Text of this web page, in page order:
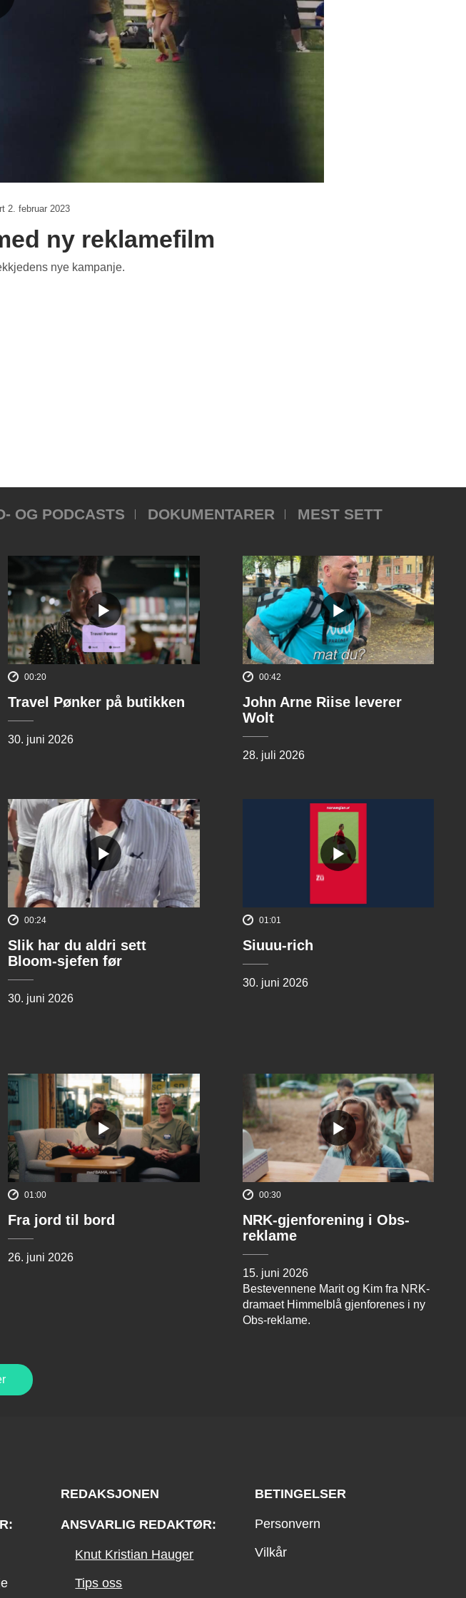
2. februar 2023
ny reklamefilm
nye kampanje.
OG PODCASTS DOKUMENTARER MEST SETT
00:20
Travel Pønker på butikken
30. juni 2026
00:42
John Arne Riise leverer
Wolt
28. juli 2026
00:24
Slik har du aldri sett
Bloom-sjefen før
30. juni 2026
01:01
Siuuu-rich
30. juni 2026
01:00
Fra jord til bord
26. juni 2026
00:30
NRK-gjenforening i Obs-
reklame
15. juni 2026
Bestevennene Marit og Kim fra NRK-
dramaet Himmelblå gjenforenes i ny
Obs-reklame.
REDAKSJONEN
ANSVARLIG REDAKTØR:
Knut Kristian Hauger
Tips oss
BETINGELSER
Personvern
Vilkår